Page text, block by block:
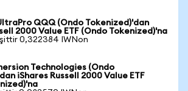
QQQ (Ondo Tokenized)'dan
2000 Value ETF (Ondo Tokenized)'na
0,322384 IWNon
Technologies (Ondo
iShares Russell 2000 Value ETF